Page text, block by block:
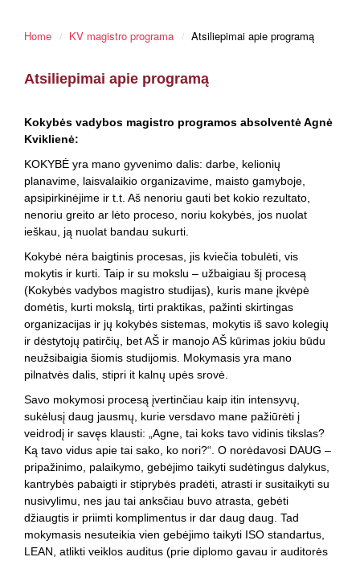
Home KV magistro programa Atsiliepimai apie programą
Atsiliepimai apie programą
Kokybės vadybos magistro programos absolventė Agnė
Kviklienė:
KOKYBĖ yra mano gyvenimo dalis: darbe, kelionių
planavime, laisvalaikio organizavime, maisto gamyboje,
apsipirkinėjime ir t.t. Aš nenoriu gauti bet kokio rezultato,
nenoriu greito ar lėto proceso, noriu kokybės, jos nuolat
ieškau, ją nuolat bandau sukurti.
Kokybė nėra baigtinis procesas, jis kviečia tobulėti, vis
mokytis ir kurti. Taip ir su mokslu – užbaigiau šį procesą
(Kokybės vadybos magistro studijas), kuris mane įkvėpė
domėtis, kurti mokslą, tirti praktikas, pažinti skirtingas
organizacijas ir jų kokybės sistemas, mokytis iš savo kolegių
ir dėstytojų patirčių, bet AŠ ir manojo AŠ kūrimas jokiu būdu
neužsibaigia šiomis studijomis. Mokymasis yra mano
pilnatvės dalis, stipri it kalnų upės srovė.
Savo mokymosi procesą įvertinčiau kaip itin intensyvų,
sukėlusį daug jausmų, kurie versdavo mane pažiūrėti į
veidrodį ir savęs klausti: „Agne, tai koks tavo vidinis tikslas?
Ką tavo vidus apie tai sako, ko nori?“. O norėdavosi DAUG –
pripažinimo, palaikymo, gebėjimo taikyti sudėtingus dalykus,
kantrybės pabaigti ir stiprybės pradėti, atrasti ir susitaikyti su
nusivylimu, nes jau tai anksčiau buvo atrasta, gebėti
džiaugtis ir priimti komplimentus ir dar daug daug. Tad
mokymasis nesuteikia vien gebėjimo taikyti ISO standartus,
LEAN, atlikti veiklos auditus (prie diplomo gavau ir auditorės